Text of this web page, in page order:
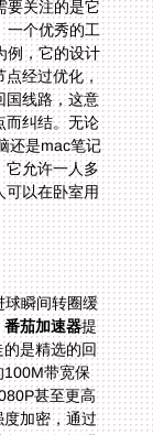
要关注的是它
一个优秀的工
例，它的设计
击中了海外看客的痛点。它的全球节点经过优化，
推荐并连接至当前最快、最稳定的回国线路，这意
键连接后，你无需再为选择哪个节点而纠结。无论
手机、iOS的iPad、Windows电脑还是mac笔记
都提供原生应用支持，更贴心的是，它允许一人多
使用。你在客厅用平板看球赛，家人可以在卧室用
瞬间转圈缓
番茄加速器提
供的智能分流技术，能确保你的影音数据走的是精选的回
国加速专线，而非拥挤的公共通道。独享的100M带宽保
障了即便在赛事高峰时段，也能流畅播放1080P甚至更高
画质。同时，你的所有上网数据都经过高强度加密，通过
专线传输，这既保护了你的隐私安全，也避免了因数据泄
露导致账号异常。背后专业的技术团队和实时售后保障，
让你遇到任何技术问题都能快速得到响应，不会让你独自